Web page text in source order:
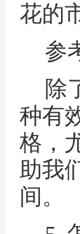
花的
参
除
种有
格，
助我
间。